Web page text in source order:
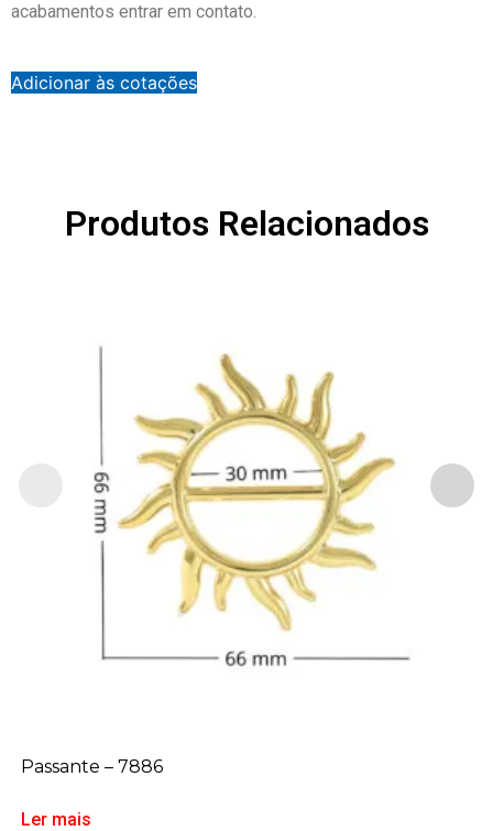
acabamentos entrar em contato.
Adicionar às cotações
Produtos Relacionados
Passante – 7886
Ler mais